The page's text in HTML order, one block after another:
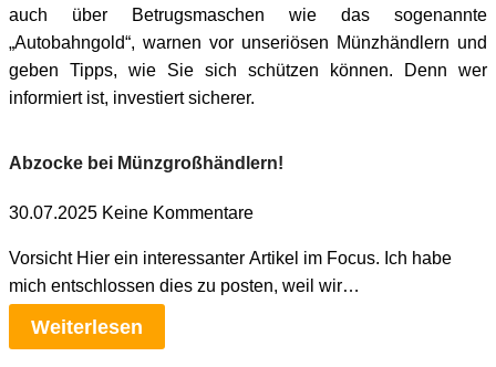
auch über Betrugsmaschen wie das sogenannte
„Autobahngold“, warnen vor unseriösen Münzhändlern und
geben Tipps, wie Sie sich schützen können. Denn wer
informiert ist, investiert sicherer.
Abzocke bei Münzgroßhändlern!
30.07.2025 Keine Kommentare
Vorsicht Hier ein interessanter Artikel im Focus. Ich habe
mich entschlossen dies zu posten, weil wir…
Weiterlesen